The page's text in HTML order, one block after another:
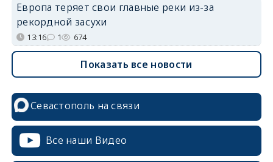
Европа теряет свои главные реки из-за
рекордной засухи
13:16 1 674
Показать все новости
Севастополь на связи
Все наши Видео